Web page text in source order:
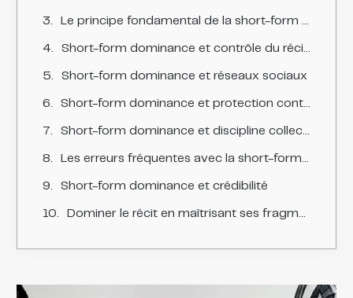
Le principe fondamental de la short-form dominance
Short-form dominance et contrôle du récit médiatique
Short-form dominance et réseaux sociaux
Short-form dominance et protection contre les détournements
Short-form dominance et discipline collective
Les erreurs fréquentes avec la short-form dominance
Short-form dominance et crédibilité
Dominer le récit en maîtrisant ses fragments